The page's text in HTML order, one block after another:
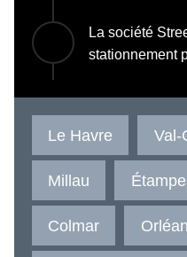
La société
stationnement
Le Havre Val-
Millau
Colmar